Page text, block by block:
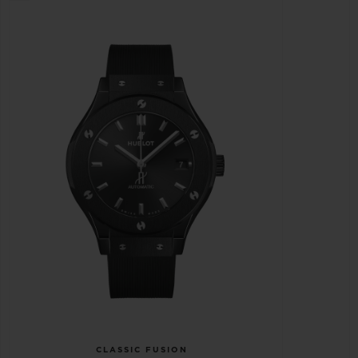
CLASSIC FUSION